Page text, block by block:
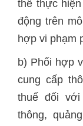
thể thực
động trên
hợp vi phạm
b) Phối hợp
cung cấp
thuế đối
thông,